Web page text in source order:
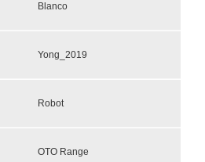
Blanco
Yong_2019
Robot
OTO Range